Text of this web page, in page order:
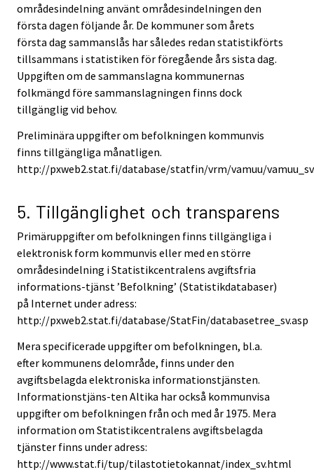
områdesindelning använt områdesindelningen den
första dagen följande år. De kommuner som årets
första dag sammanslås har således redan statistikförts
tillsammans i statistiken för föregående års sista dag.
Uppgiften om de sammanslagna kommunernas
folkmängd före sammanslagningen finns dock
tillgänglig vid behov.
Preliminära uppgifter om befolkningen kommunvis
finns tillgängliga månatligen.
http://pxweb2.stat.fi/database/statfin/vrm/vamuu/
5. Tillgänglighet och transparens
Primäruppgifter om befolkningen finns tillgängliga i
elektronisk form kommunvis eller med en större
områdesindelning i Statistikcentralens avgiftsfria
informations-tjänst ’Befolkning’ (Statistikdatabaser)
på Internet under adress:
http://pxweb2.stat.fi/database/StatFin/databasetree_sv.asp
Mera specificerade uppgifter om befolkningen, bl.a.
efter kommunens delområde, finns under den
avgiftsbelagda elektroniska informationstjänsten.
Informationstjäns-ten Altika har också kommunvisa
uppgifter om befolkningen från och med år 1975. Mera
information om Statistikcentralens avgiftsbelagda
tjänster finns under adress:
http://www.stat.fi/tup/tilastotietokannat/index_sv.html